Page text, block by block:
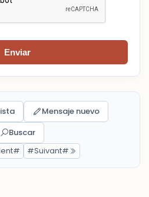
Enviar
Mensaje nuevo
Buscar
#Suivant#